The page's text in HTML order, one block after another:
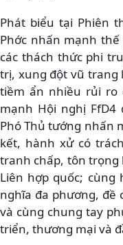
Phát biểu tại Phiên
Phớc nhấn mạnh
các thách thức phi
trị, xung đột vũ trang
tiềm ẩn nhiều rủi ro
mạnh Hội nghị
Phó Thủ tướng nhấn
kết, hành xử có
tranh chấp, tôn trọng
Liên hợp quốc; cùng
nghĩa đa phương, đề
và cùng chung tay
triển, thương mại và